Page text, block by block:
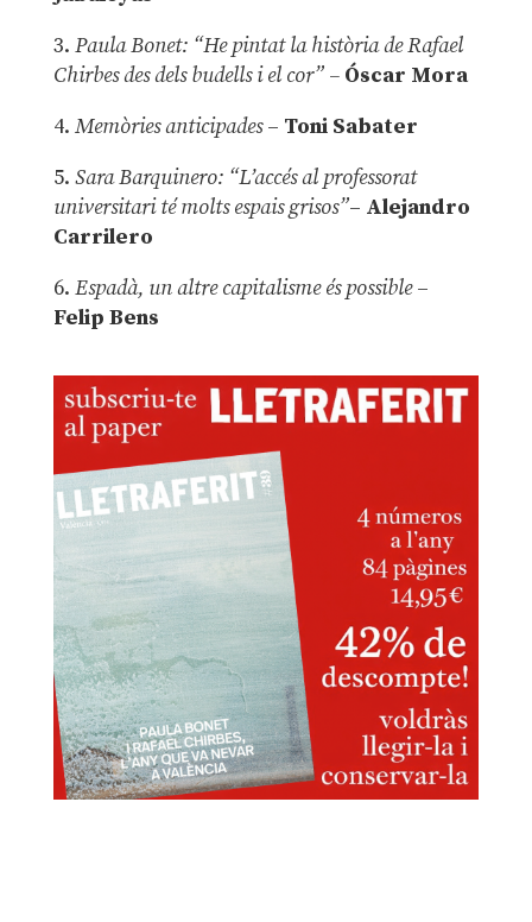
3. Paula Bonet: “He pintat la història de Rafael
Chirbes des dels budells i el cor” –Óscar Mora
4. Memòries anticipades– Toni Sabater
5. Sara Barquinero: “L’accés al professorat
universitari té molts espais grisos”– Alejandro
Carrilero
6. Espadà, un altre capitalisme és possible –
Felip Bens